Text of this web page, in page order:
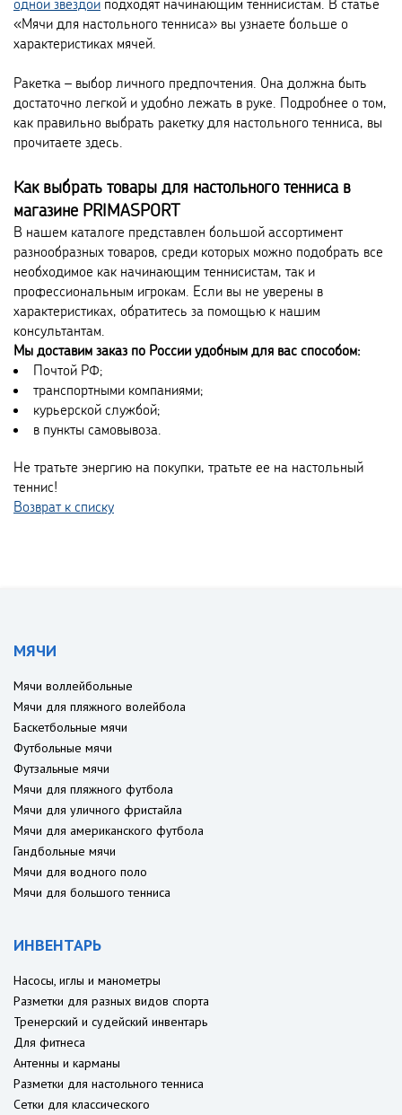
одной звездой подходят начинающим теннисистам. В статье
«Мячи для настольного тенниса» вы узнаете больше о
характеристиках мячей.
Ракетка – выбор личного предпочтения. Она должна быть
достаточно легкой и удобно лежать в руке. Подробнее о том,
как правильно выбрать ракетку для настольного тенниса, вы
прочитаете здесь.
Как выбрать товары для настольного тенниса в
магазине PRIMASPORT
В нашем каталоге представлен большой ассортимент
разнообразных товаров, среди которых можно подобрать все
необходимое как начинающим теннисистам, так и
профессиональным игрокам. Если вы не уверены в
характеристиках, обратитесь за помощью к нашим
консультантам.
Мы доставим заказ по России удобным для вас способом:
Почтой РФ;
транспортными компаниями;
курьерской службой;
в пункты самовывоза.
Не тратьте энергию на покупки, тратьте ее на настольный
теннис!
Возврат к списку
МЯЧИ
Мячи воллейбольные
Мячи для пляжного волейбола
Баскетбольные мячи
Футбольные мячи
Футзальные мячи
Мячи для пляжного футбола
Мячи для уличного фристайла
Мячи для американского футбола
Гандбольные мячи
Мячи для водного поло
Мячи для большого тенниса
ИНВЕНТАРЬ
Насосы, иглы и манометры
Разметки для разных видов спорта
Тренерский и судейский инвентарь
Для фитнеса
Антенны и карманы
Разметки для настольного тенниса
Сетки для классического